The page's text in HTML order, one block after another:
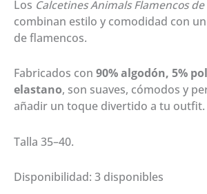
Los Calcetines Animals Flamencos
combinan estilo y comodidad con
de flamencos.
Fabricados con 90% algodón, 5%
elastano, son suaves, cómodos y
añadir un toque divertido a tu outfit.
Talla 35–40.
Disponibilidad: 3 disponibles